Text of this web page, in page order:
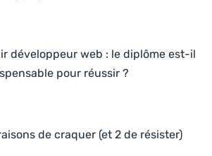
développeur web : le diplôme est-il
pour réussir ?
de craquer (et 2 de résister)